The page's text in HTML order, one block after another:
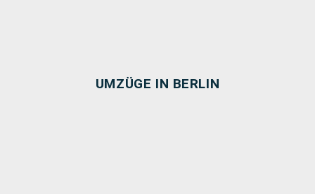
UMZÜGE IN BERLIN